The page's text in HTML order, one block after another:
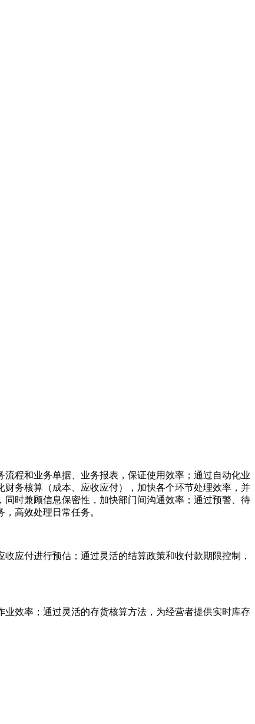
程和业务单据、业务报表，保证使用效率；通过自动化业
务核算（成本、应收应付），加快各个环节处理效率，并
时兼顾信息保密性，加快部门间沟通效率；通过预警、待
高效处理日常任务。
应付进行预估；通过灵活的结算政策和收付款期限控制，
效率；通过灵活的存货核算方法，为经营者提供实时库存